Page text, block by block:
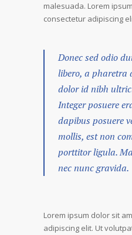
malesuada. Lorem
consectetur adipiscing
Donec sed odio
libero, a pharetra
dolor id nibh
Integer posuere
dapibus posuere
mollis, est non
porttitor ligula.
nec nunc gravida.
Lorem ipsum dolor sit
adipiscing elit. Ut